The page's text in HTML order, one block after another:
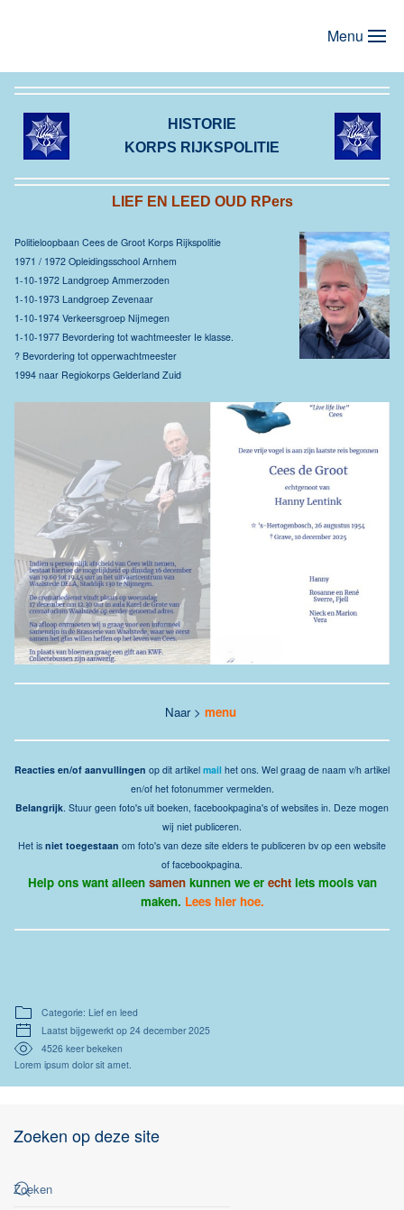
Menu
HISTORIE
KORPS RIJKSPOLITIE
LIEF EN LEED OUD RPers
Politieloopbaan Cees de Groot Korps Rijkspolitie
1971 / 1972 Opleidingsschool Arnhem
1-10-1972 Landgroep Ammerzoden
1-10-1973 Landgroep Zevenaar
1-10-1974 Verkeersgroep Nijmegen
1-10-1977 Bevordering tot wachtmeester Ie klasse.
? Bevordering tot opperwachtmeester
1994 naar Regiokorps Gelderland Zuid
Naar > menu
Reacties en/of aanvullingen op dit artikel mail het ons. Wel graag de naam v/h artikel
en/of het fotonummer vermelden.
Belangrijk . Stuur geen foto's uit boeken, facebookpagina's of websites in. Deze mogen
wij niet publiceren.
Het is niet toegestaan om foto's van deze site elders te publiceren bv op een website
of facebookpagina.
Help ons want alleen samenkunnen we er echtiets moois van
maken. Lees hier hoe.
Categorie: Lief en leed
Laatst bijgewerkt op 24 december 2025
4526 keer bekeken
Lorem ipsum dolor sit amet.
Zoeken op deze site